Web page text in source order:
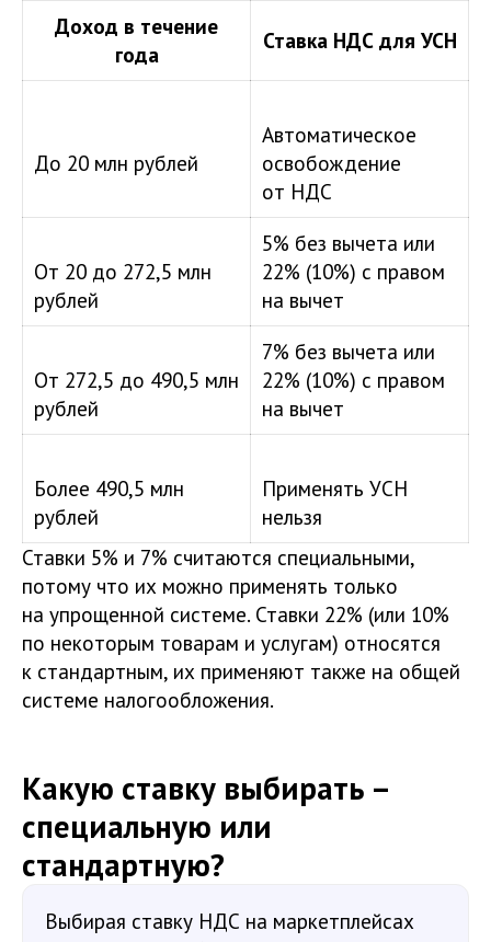
Доход в течение
года
Ставка НДС для УСН
До 20 млн рублей
Автоматическое
освобождение
от НДС
От 20 до 272,5 млн
рублей
5% без вычета или
22% (10%) с правом
на вычет
От 272,5 до 490,5 млн
рублей
7% без вычета или
22% (10%) с правом
на вычет
Более 490,5 млн
рублей
Применять УСН
нельзя
Ставки 5% и 7% считаются специальными,
потому что их можно применять только
на упрощенной системе. Ставки 22% (или 10%
по некоторым товарам и услугам) относятся
к стандартным, их применяют также на общей
системе налогообложения.
Какую ставку выбирать –
специальную или
стандартную?
Выбирая ставку НДС на маркетплейсах